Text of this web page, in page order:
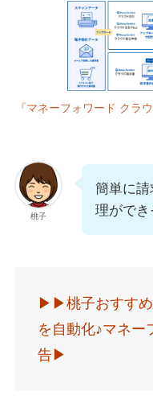
『マネーフォワード クラ
桃子
簡単に
理ができ
▶︎▶︎桃子おすすめ
を自動化♪マネー
告▶︎